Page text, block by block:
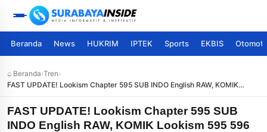
Beranda News HUKRIM IPTEK Sports EKBIS
⌂ Beranda›Tren›
FAST UPDATE! Lookism Chapter 595 SUB INDO English RAW, KOMIK
Lookism 595 596 597 Bahasa Indonesia
FAST UPDATE! Lookism Chapter 595 SUB
INDO English RAW, KOMIK Lookism 595 596